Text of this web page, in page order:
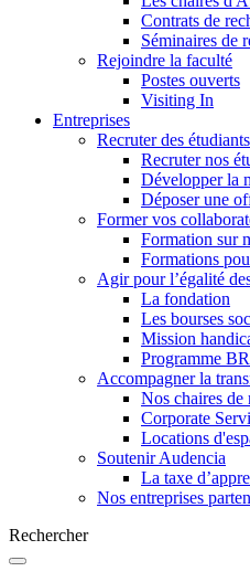
Contrats de
Séminaires de
Rejoindre la faculté
Postes ouverts
Visiting In
Entreprises
Recruter des
Recruter nos
Développer la
Déposer une
Former vos
Formation sur
Formations
Agir pour l’égalité
La fondation
Les bourses
Mission
Programme
Accompagner la
Nos chaires de
Corporate
Locations
Soutenir Audencia
La taxe
Nos entreprises
Rechercher